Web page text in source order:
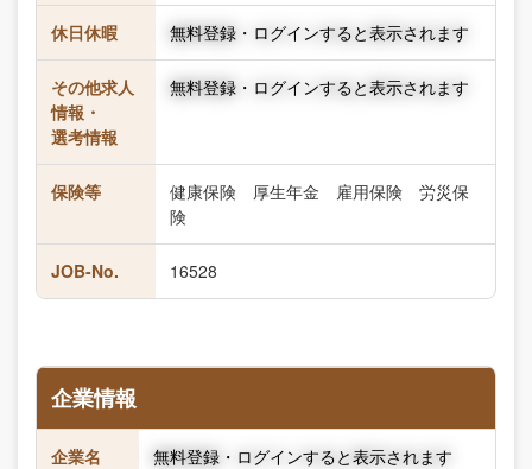
休日休暇 無料登録・ログインすると表示されます
その他求人
情報・
選考情報
無料登録・ログインすると表示されます
保険等
健康保険 厚生年金 雇用保険 労災保
険
JOB-No. 16528
企業情報
企業名 無料登録・ログインすると表示されます